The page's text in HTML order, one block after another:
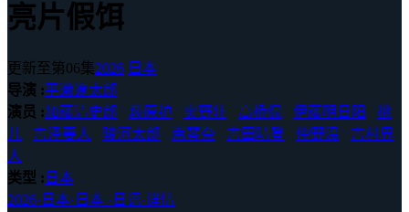
亮片假饵
更新至第06集2026 日本
导演 :平濑遼太郎
演员 :加藤清史郎 萩原护 奥野壮 高桥侃 伊藤明日阳
桃
儿
吉泽要人 骏河太郎 南琴奈 吉田晴登 仲野温
吉村界
人
类型 : 日本
2026· 日本· 日本 · 日语·详情